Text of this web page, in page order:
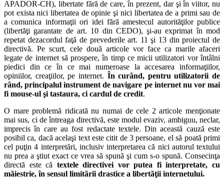
APADOR-CH), libertate fără de care, în prezent, dar şi în viitor, nu
pot exista nici libertatea de opinie şi nici libertatea de a primi sau de
a comunica informaţii ori idei fără amestecul autorităţilor publice
(libertăţi garantate de art. 10 din CEDO), şi-au exprimat în mod
repetat dezacordul faţă de prevederile art. 11 şi 13 din proiectul de
directivă. Pe scurt, cele două articole vor face ca marile afaceri
legate de internet să prospere, în timp ce micii utilizatori vor întâlni
piedici din ce în ce mai numeroase la accesarea informaţiilor,
opiniilor, creaţiilor, pe internet. În curând, pentru utilizatorii de
rând, principalul instrument de navigare pe internet nu vor mai
fi mouse-ul şi tastaura, ci cardul de credit.
O mare problemă ridicată nu numai de cele 2 articole menţionate
mai sus, ci de întreaga directivă, este modul evaziv, ambiguu, neclar,
imprecis în care au fost redactate textele. Din această cauză este
posibil ca, dacă acelaşi text este citit de 3 persoane, el să poată primi
cel puţin 4 interpretări, inclusiv interpretarea că nici autorul textului
nu prea a ştiut exact ce vrea să spună şi cum s-o spună. Consecinţa
directă este că textele directivei vor putea fi interpretate, cu
măiestrie, în sensul limitării drastice a libertăţii internetului.